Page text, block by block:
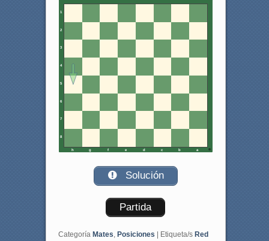
1
2
3
4
5
6
7
8
h g f e d c b a
Solución
Partida
Categoría Mates, Posiciones Etiqueta/s Red